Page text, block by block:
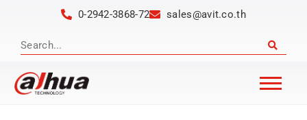
0-2942-3868-72 sales@avit.co.th